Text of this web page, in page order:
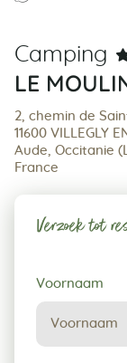
Camping
LE
2, chemin de
11600 VILLEGLY
Aude, Occitanie
France
Verzoek tot
Verzoek
tot
reservering
Voornaam